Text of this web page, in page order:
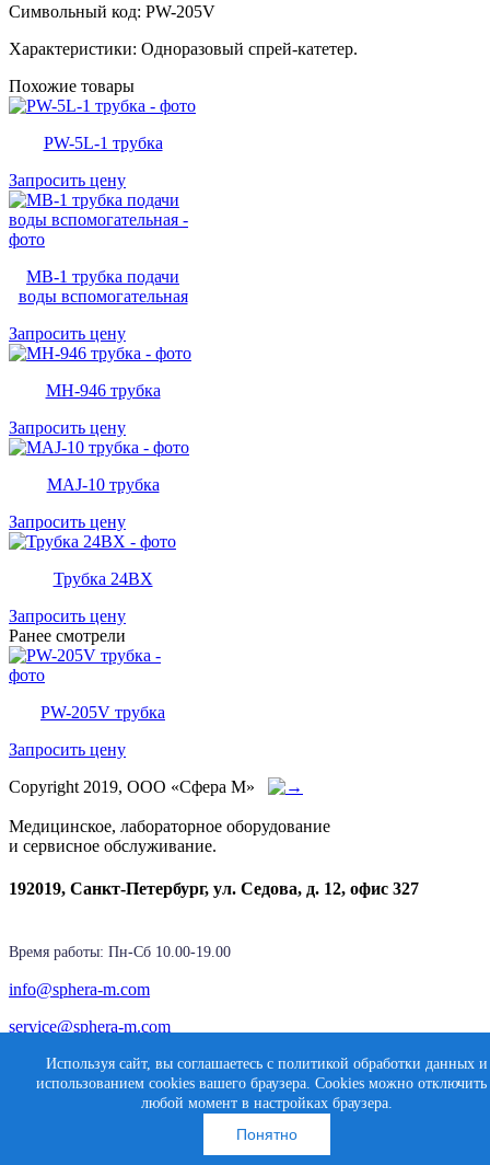
Используя сайт, вы соглашаетесь с политикой обработки данных и
использованием cookies вашего браузера. Cookies можно отключить
любой момент в настройках браузера.
Понятно
Символьный код: PW-205V
Характеристики: Одноразовый спрей-катетер.
Похожие товары
PW-5L-1 трубка
Запросить цену
MB-1 трубка подачи
воды вспомогательная
Запросить цену
MH-946 трубка
Запросить цену
MAJ-10 трубка
Запросить цену
Трубка 24BX
Запросить цену
Ранее смотрели
PW-205V трубка
Запросить цену
Copyright 2019, ООО «Сфера М»
Медицинское, лабораторное оборудование
и сервисное обслуживание.
192019, Санкт-Петербург, ул. Седова, д. 12, офис 327
Время работы: Пн-Cб 10.00-19.00
info@sphera-m.com
service@sphera-m.com
Создание сайта